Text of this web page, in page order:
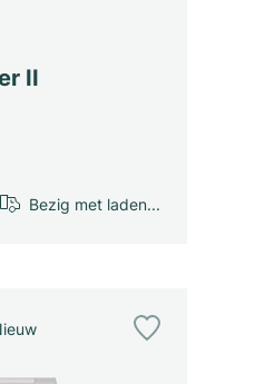
II
Bezig met laden...